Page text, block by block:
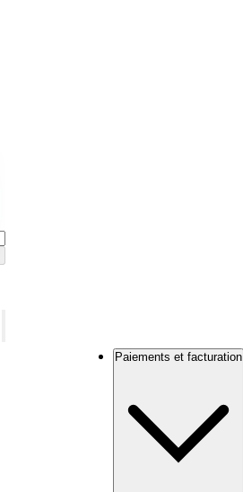
Paiements et facturation